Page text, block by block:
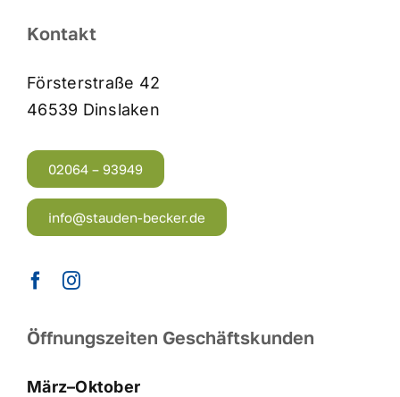
Kontakt
Försterstraße 42
46539 Dinslaken
02064 – 93949
info@stauden-becker.de
Öffnungszeiten Geschäftskunden
März–Oktober